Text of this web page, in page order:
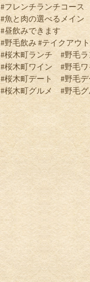
#フレンチランチコース
#魚と肉の選べるメイン
#昼飲みできます
#野毛飲み #テイクアウト
#桜木町ランチ #野毛ラ
#桜木町ワイン #野毛ワ
#桜木町デート #野毛デ
#桜木町グルメ #野毛グ